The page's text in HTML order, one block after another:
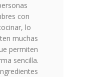
con
lo
muchas
permiten
sencilla.